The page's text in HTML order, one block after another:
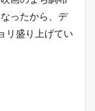
ったから、デ
リ盛り上げてい